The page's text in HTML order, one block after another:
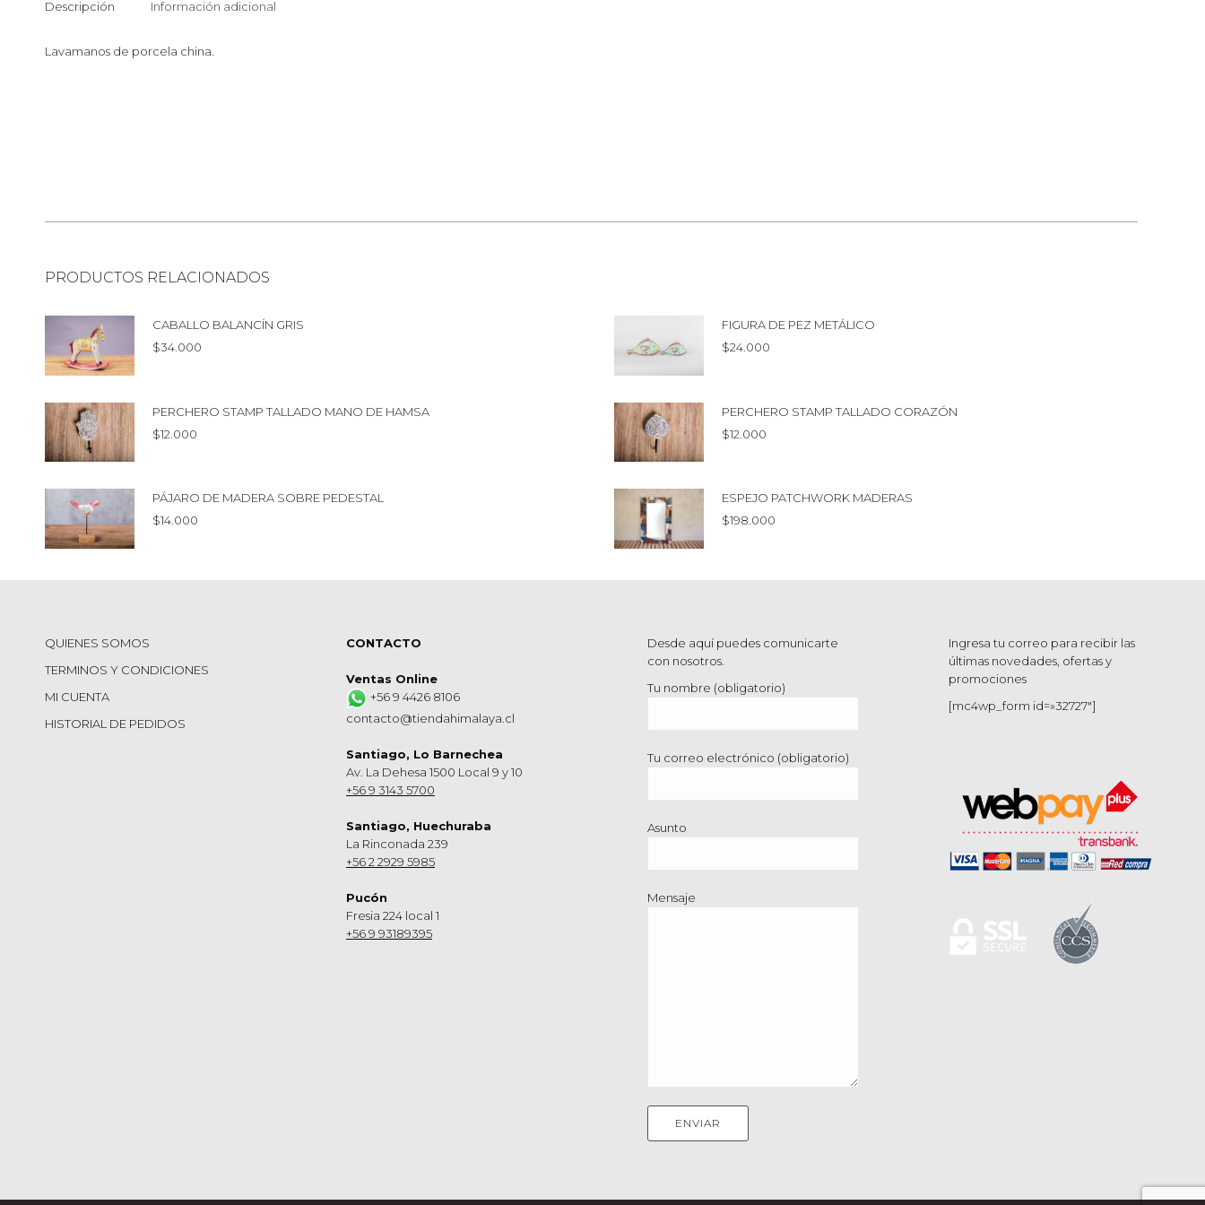
Descripción Información adicional
Lavamanos de porcela china.
PRODUCTOS RELACIONADOS
CABALLO BALANCÍN GRIS
$34.000
FIGURA DE PEZ METÁLICO
$24.000
PERCHERO STAMP TALLADO MANO DE HAMSA
$12.000
PERCHERO STAMP TALLADO CORAZÓN
$12.000
PÁJARO DE MADERA SOBRE PEDESTAL
$14.000
ESPEJO PATCHWORK MADERAS
$198.000
QUIENES SOMOS
TERMINOS Y CONDICIONES
MI CUENTA
HISTORIAL DE PEDIDOS
CONTACTO
Ventas Online
+56 9 4426 8106
contacto@tiendahimalaya.cl
Santiago, Lo Barnechea
Av. La Dehesa 1500 Local 9 y 10
+56 9 3143 5700
Santiago, Huechuraba
La Rinconada 239
+56 2 2929 5985
Pucón
Fresia 224 local 1
+56 9 93189395
Desde aquí puedes comunicarte
con nosotros.
Tu nombre (obligatorio)
Tu correo electrónico (obligatorio)
Asunto
Mensaje
Ingresa tu correo para recibir las
últimas novedades, ofertas y
promociones
[mc4wp_form id=»32727″]